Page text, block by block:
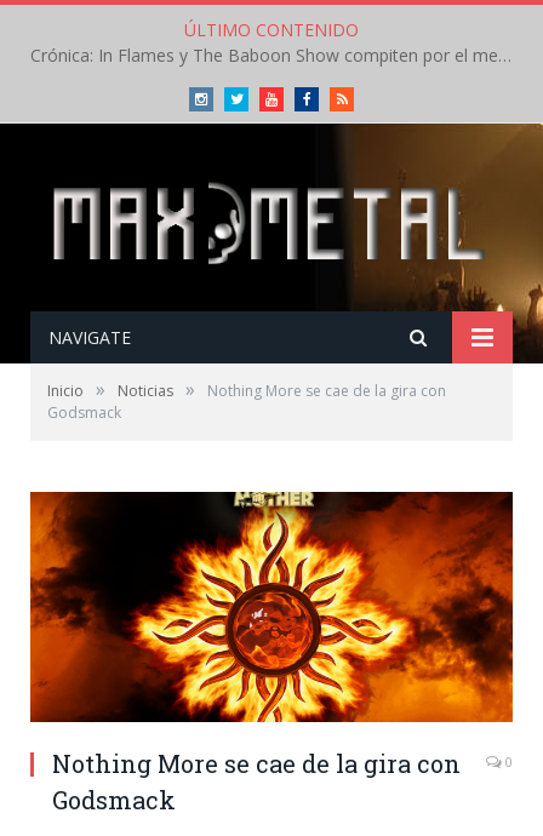
ÚLTIMO CONTENIDO
Crónica: In Flames y The Baboon Show compiten por el mejor concierto del día en el Leyendas del Rock – Viernes – Agosto 2026
InstagramTwitterYoutubeFacebookRSS
NAVIGATE
Inicio » Noticias »
Nothing More se cae de la gira con
Godsmack
Nothing More se cae de la gira con
Godsmack
0